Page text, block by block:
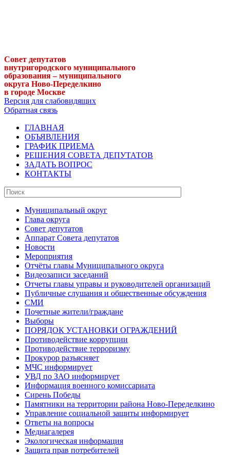
Совет депутатов
внутригородского муниципального
образования – муниципального
округа Ново-Переделкино
в городе Москве
Версия для слабовидящих
Обратная связь
ГЛАВНАЯ
ОБЪЯВЛЕНИЯ
ГРАФИК ПРИЕМА
РЕШЕНИЯ СОВЕТА ДЕПУТАТОВ
ЗАДАТЬ ВОПРОС
КОНТАКТЫ
Муниципальный округ
Глава округа
Совет депутатов
Аппарат Совета депутатов
Новости
Мероприятия
Отчёты главы Муниципального округа
Видеозаписи заседаний
Отчеты главы управы и руководителей организаций
Публичные слушания и общественные обсуждения
СМИ
Почетные жители/граждане
Выборы
ПОРЯДОК УСТАНОВКИ ОГРАЖДЕНИЙ
Противодействие коррупции
Противодействие терроризму
Прокурор разъясняет
МЧС информирует
УВД по ЗАО информирует
Информация военного комиссариата
Сирень Победы
Памятники на территории района Ново-Переделкино
Управление социальной защиты информирует
Ответы на вопросы
Медиагалерея
Экологическая информация
Защита прав потребителей